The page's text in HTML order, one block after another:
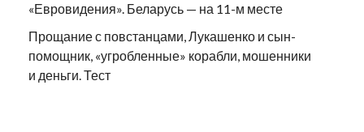
«Евровидения». Беларусь — на 11-м месте
Прощание с повстанцами, Лукашенко и сын-
помощник, «угробленные» корабли, мошенники
и деньги. Тест